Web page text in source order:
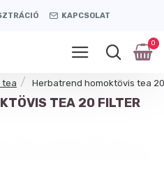
KAPCSOLAT
0
tea Herbatrend homoktövis tea
TEA 20 FILTER